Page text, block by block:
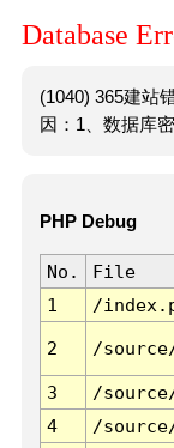
Database
(1040) 365建站
因：1、数据库
PHP Debug
No. File
1
/
2 /
3 /
4
/